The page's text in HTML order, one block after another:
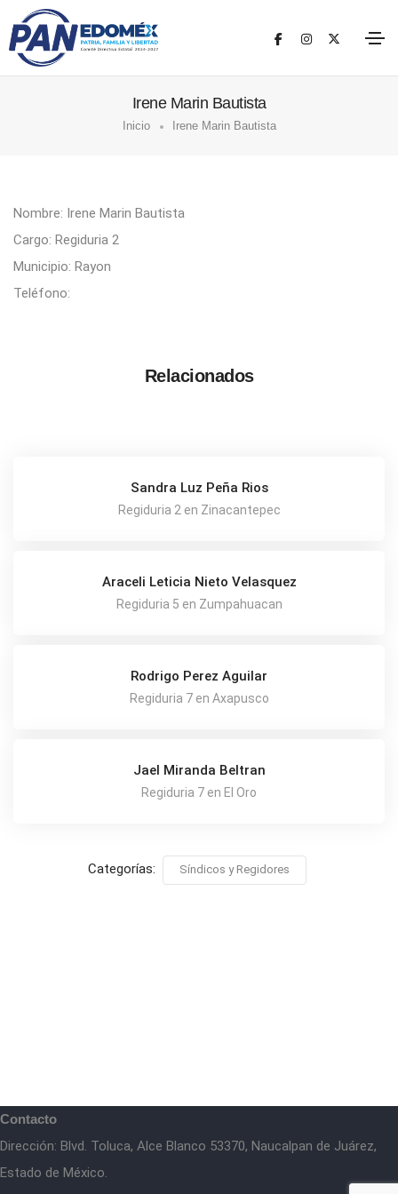
Irene Marin Bautista
Inicio Irene Marin Bautista
Nombre: Irene Marin Bautista
Cargo: Regiduria 2
Municipio: Rayon
Teléfono:
Relacionados
Sandra Luz Peña Rios
Regiduria 2 en Zinacantepec
Araceli Leticia Nieto Velasquez
Regiduria 5 en Zumpahuacan
Rodrigo Perez Aguilar
Regiduria 7 en Axapusco
Jael Miranda Beltran
Regiduria 7 en El Oro
Categorías: Síndicos y Regidores
Contacto
Dirección: Blvd. Toluca, Alce Blanco 53370, Naucalpan de Juárez,
Estado de México.